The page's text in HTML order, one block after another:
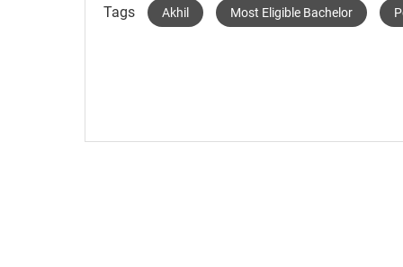
Tags Akhil Most Eligible Bachelor